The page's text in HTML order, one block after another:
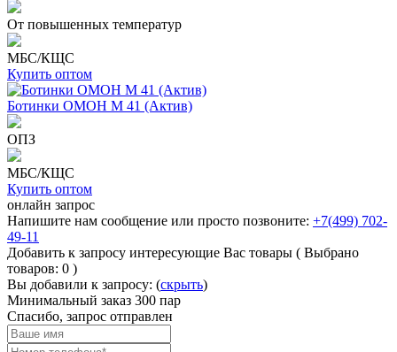
От повышенных температур
МБС/КЩС
Купить оптом
Ботинки ОМОН М 41 (Актив)
ОПЗ
МБС/КЩС
Купить оптом
онлайн запрос
Напишите нам сообщение или просто позвоните: +7(499) 702-
49-11
Добавить к запросу интересующие Вас товары ( Выбрано
товаров: 0 )
Вы добавили к запросу: (скрыть)
Минимальный заказ 300 пар
Спасибо, запрос отправлен